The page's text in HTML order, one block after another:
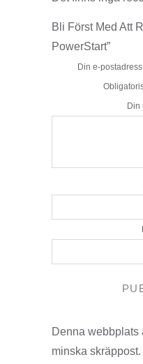
Bli Först Med Att
PowerStart”
Din e-
Din
Denna webbplats
minska skräppost.